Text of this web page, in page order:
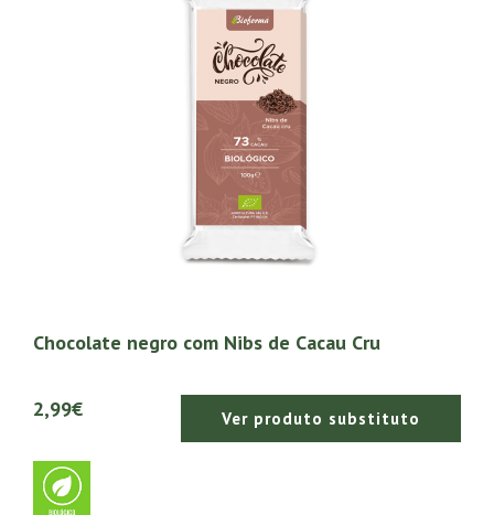
Chocolate negro com Nibs de Cacau Cru
2,99€ Ver produto substituto